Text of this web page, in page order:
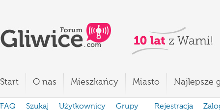
Start O nas Mieszkańcy Miasto Najlepsze
FAQ Szukaj Użytkownicy Grupy Rejestracja